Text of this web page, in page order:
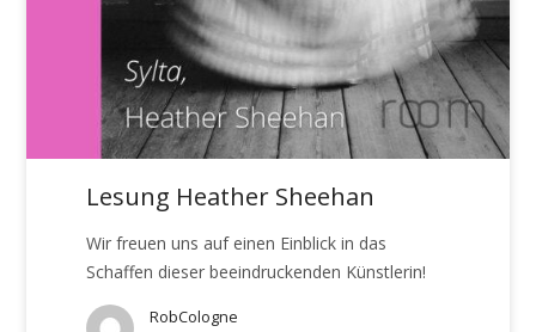
Lesung Heather Sheehan
Wir freuen uns auf einen Einblick in das
Schaffen dieser beeindruckenden Künstlerin!
RobCologne